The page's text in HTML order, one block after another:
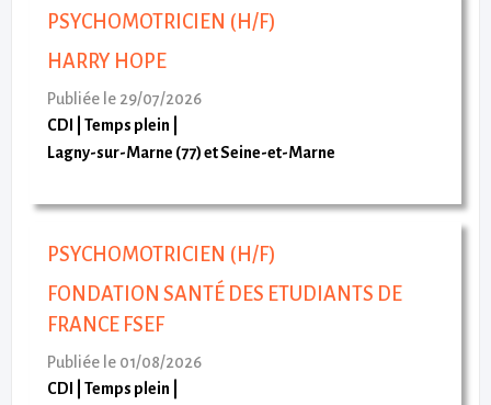
PSYCHOMOTRICIEN (H/F)
HARRY HOPE
Publiée le 29/07/2026
CDI
Temps plein
Lagny-sur-Marne (77) et Seine-et-Marne
PSYCHOMOTRICIEN (H/F)
FONDATION SANTÉ DES ETUDIANTS DE
FRANCE FSEF
Publiée le 01/08/2026
CDI
Temps plein